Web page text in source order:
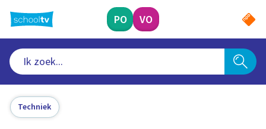
naar
hoofdinhoud
PO VO
Techniek